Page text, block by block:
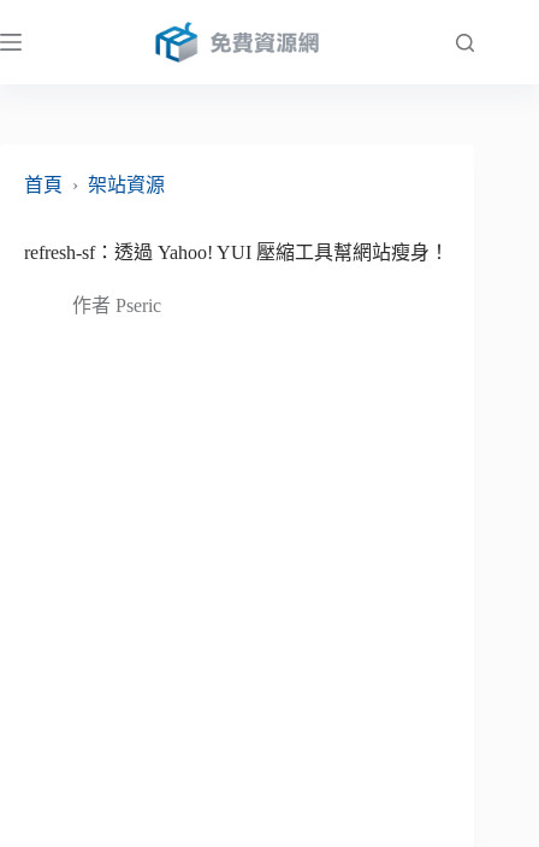
至
首頁
› 架站資源
refresh-sf：透過 Yahoo! YUI 壓縮工具幫網站瘦身！
作者 Pseric